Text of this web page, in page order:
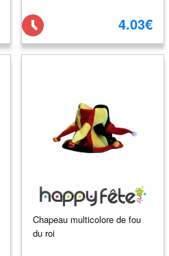
4.03€
Chapeau multicolore de fou
du roi